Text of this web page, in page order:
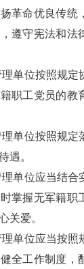
革命优良传统
遵守宪法和法
理单位按照规定
职工党员的教
理单位按照规定
遇。
理单位应当结合
掌握无军籍职
关爱。
理单位应当按照
全工作制度，